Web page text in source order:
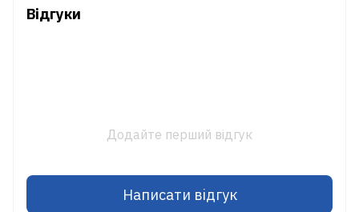
Відгуки
Додайте перший відгук
Написати відгук